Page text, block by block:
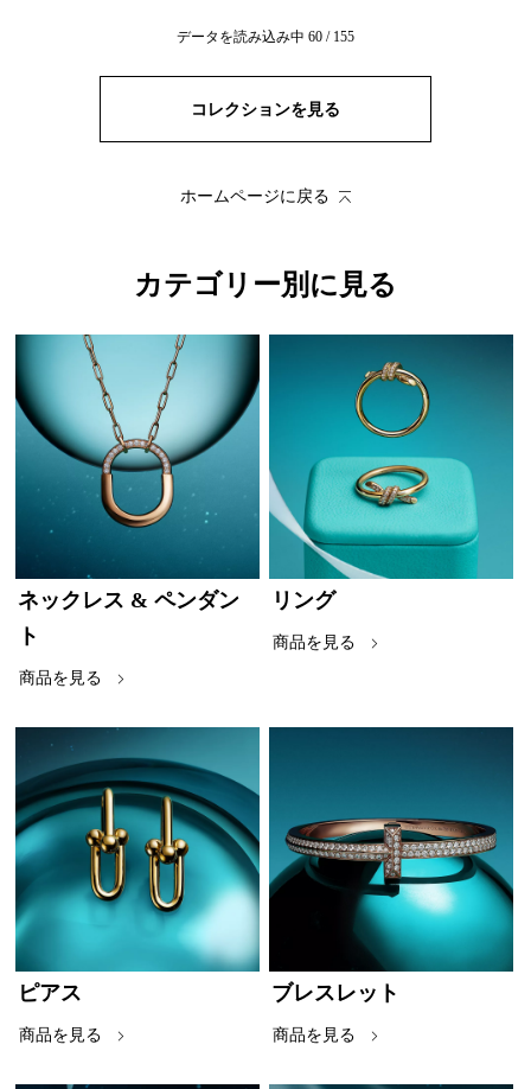
データを読み込み中 60 / 155
コレクションを見る
ホームページに戻る
カテゴリー別に見る
ネックレス & ペンダン
ト
商品を見る
リング
商品を見る
ピアス
商品を見る
ブレスレット
商品を見る